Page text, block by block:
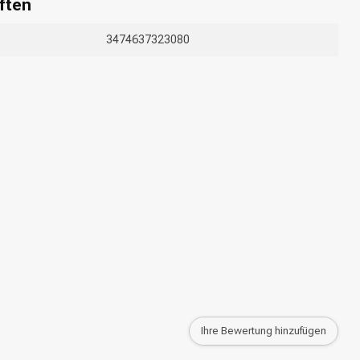
3474637323080
Ihre Bewertung hinzufügen